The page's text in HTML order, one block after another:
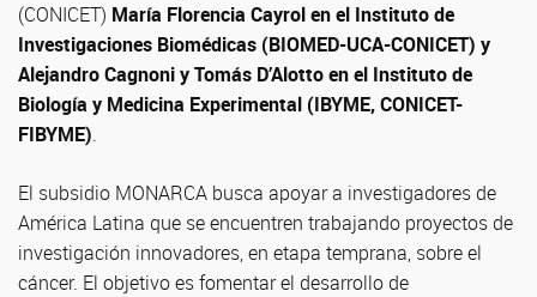
(CONICET) María Florencia Cayrol en el Instituto de
Investigaciones Biomédicas (BIOMED-UCA-CONICET) y
Alejandro Cagnoni y Tomás D’Alotto en el Instituto de
Biología y Medicina Experimental (IBYME, CONICET-
FIBYME).
El subsidio MONARCA busca apoyar a investigadores de
América Latina que se encuentren trabajando proyectos de
investigación innovadores, en etapa temprana, sobre el
cáncer. El objetivo es fomentar el desarrollo de